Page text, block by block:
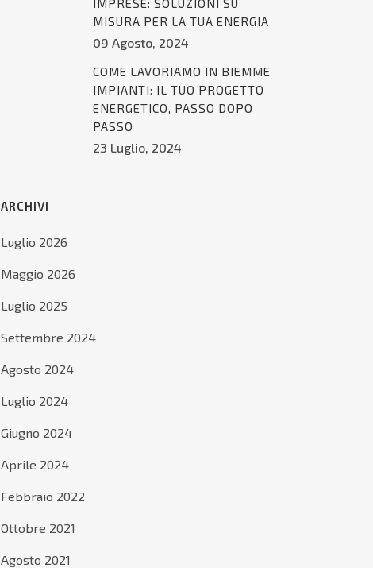
IMPRESE: SOLUZIONI SU
MISURA PER LA TUA ENERGIA
09 Agosto, 2024
COME LAVORIAMO IN BIEMME
IMPIANTI: IL TUO PROGETTO
ENERGETICO, PASSO DOPO
PASSO
23 Luglio, 2024
ARCHIVI
Luglio 2026
Maggio 2026
Luglio 2025
Settembre 2024
Agosto 2024
Luglio 2024
Giugno 2024
Aprile 2024
Febbraio 2022
Ottobre 2021
Agosto 2021